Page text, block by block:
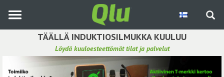
pääsisältöön
TÄÄLLÄ INDUKTIOSILMUKKA KUULUU
Löydä kuuloesteettömät tilat ja palvelut
Etsi induktiosilmukka